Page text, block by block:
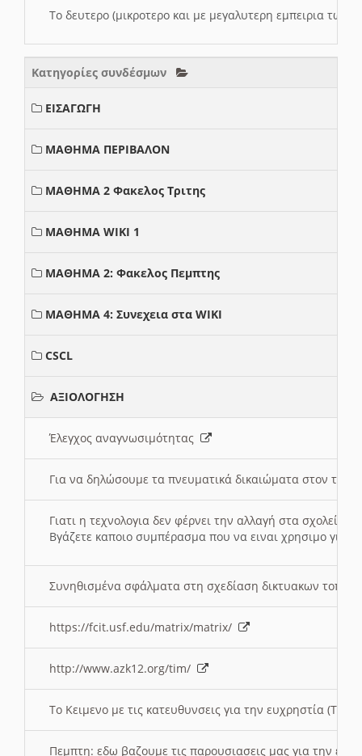
Το δευτερο (μικροτερο και με μεγαλυτερη εμπειρια
Κατηγορίες συνδέσμων
ΕΙΣΑΓΩΓΗ
ΜΑΘΗΜΑ ΠΕΡΙΒΑΛΟΝ
ΜΑΘΗΜΑ 2 Φακελος Τριτης
ΜΑΘΗΜΑ WIKI 1
ΜΑΘΗΜΑ 2: Φακελος Πεμπτης
ΜΑΘΗΜΑ 4: Συνεχεια στα WIKI
CSCL
ΑΞΙΟΛΟΓΗΣΗ
Έλεγχος αναγνωσιμότητας
Για να δηλώσουμε τα πνευματικά δικαιώματα στον
Γιατι η τεχνολογια δεν φέρνει την αλλαγή στα σχολεία;
Βγάζετε καποιο συμπέρασμα που να ειναι χρησιμο για
Συνηθισμένα σφάλματα στη σχεδίαση δικτυακων
https://fcit.usf.edu/matrix/matrix/
http://www.azk12.org/tim/
To Κειμενο με τις κατευθυνσεις για την ευχρηστία
Πεμπτη: εδω βαζουμε τις παρουσιασεις μας για την